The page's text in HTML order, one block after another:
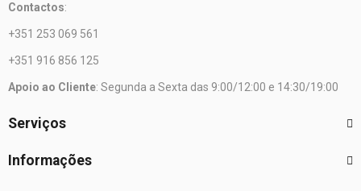
Contactos:
+351 253 069 561
+351 916 856 125
Apoio ao Cliente: Segunda a Sexta das 9:00/12:00 e 14:30/19:00
Serviços
Informações